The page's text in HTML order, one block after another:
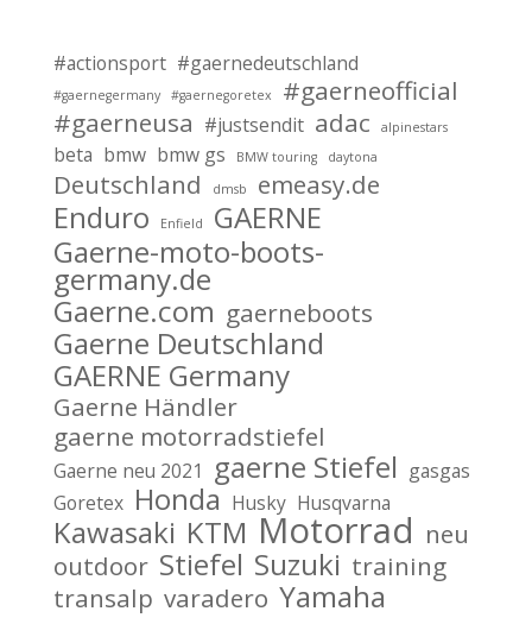
#actionsport #gaernedeutschland
#gaernegermany #gaernegoretex
#gaerneofficial
#gaerneusa #justsendit adac alpinestars
beta bmw bmw gs BMW touring daytona
Deutschland dmsb emeasy.de
Enduro Enfield
GAERNE
Gaerne-moto-boots-
germany.de
Gaerne.com gaerneboots
Gaerne Deutschland
GAERNE Germany
Gaerne Händler
gaerne motorradstiefel
Gaerne neu 2021 gaerne Stiefel gasgas
Goretex Honda Husky Husqvarna
Kawasaki KTM Motorrad neu
outdoor Stiefel Suzuki training
transalp varadero Yamaha